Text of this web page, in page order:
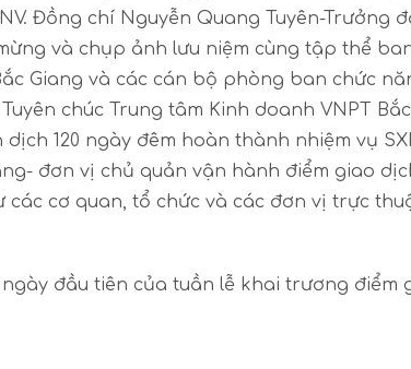
Đồng chí Nguyễn Quang Tuyên-Trưởng
và chụp ảnh lưu niệm cùng tập thể
Giang và các cán bộ phòng ban chức
chúc Trung tâm Kinh doanh VNPT
120 ngày đêm hoàn thành nhiệm vụ
đơn vị chủ quản vận hành điểm giao
cơ quan, tổ chức và các đơn vị trực
đầu tiên của tuần lễ khai trương điểm